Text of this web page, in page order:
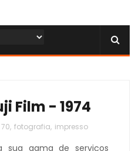
Film - 1974
, fotografia, impresso
sua gama de serviços